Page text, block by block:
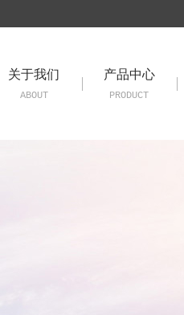
关于我们
ABOUT
产品中心
PRODUCT